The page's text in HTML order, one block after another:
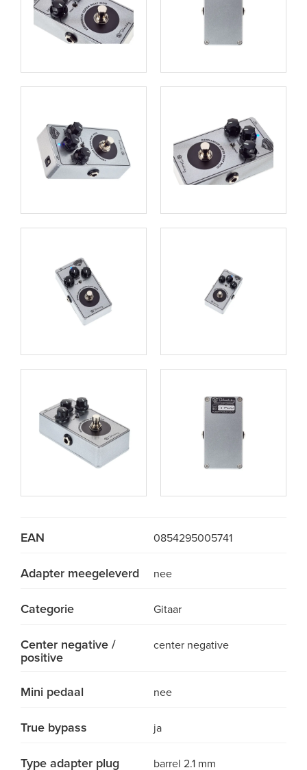
EAN 0854295005741
Adapter meegeleverd nee
Categorie Gitaar
Center negative /
positive
center negative
Mini pedaal nee
True bypass ja
Type adapter plug barrel 2.1 mm